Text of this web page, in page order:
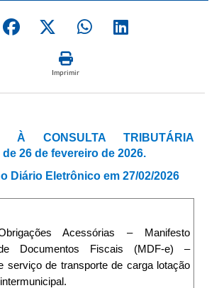
Imprimir
À CONSULTA TRIBUTÁRIA
de 26 de fevereiro de 2026.
Diário Eletrônico em 27/02/2026
Acessórias – Manifesto
Documentos Fiscais (MDF-e) –
serviço de transporte de carga lotação